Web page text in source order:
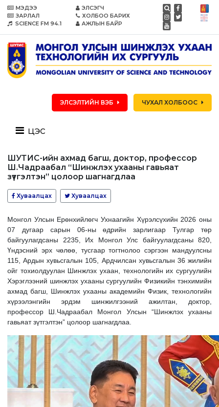
МЭДЭЭ
ЗАРЛАЛ
SCIENCE FM 94.1
ЭЛСЭГЧ
ХОЛБОО БАРИХ
АЖЛЫН БАЙР
ЭЛСЭЛТИЙН ВЭБ ЧУХАЛ ХОЛБООС
цэс
ШУТИС-ийн ахмад багш, доктор, профессор
Ш.Чадраабал “Шинжлэх ухааны гавьяат
зүтгэлтэн” цолоор шагнагдлаа
Хуваалцах Хуваалцах
Монгол Улсын Ерөнхийлөгч Ухнаагийн Хүрэлсүхийн 2026 оны
07 дугаар сарын 06-ны өдрийн зарлигаар Тулгар төр
байгуулагдсаны 2235, Их Монгол Улс байгуулагдсаны 820,
Үндэсний эрх чөлөө, тусгаар тогтнолоо сэргээн мандуулсны
115, Ардын хувьсгалын 105, Ардчилсан хувьсгалын 36 жилийн
ойг тохиолдуулан Шинжлэх ухаан, технологийн их сургуулийн
Хэрэглээний шинжлэх ухааны сургуулийн Физикийн тэнхимийн
ахмад багш, Шинжлэх ухааны академийн Физик, технологийн
хүрээлэнгийн эрдэм шинжилгээний ажилтан, доктор,
профессор Ш.Чадраабал Монгол Улсын “Шинжлэх ухааны
гавьяат зүтгэлтэн” цолоор шагнагдлаа.